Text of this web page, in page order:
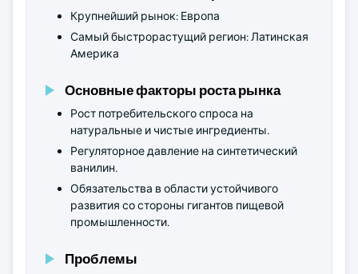
Крупнейший рынок: Европа
Самый быстрорастущий регион: Латинская
Америка
Основные факторы роста рынка
Рост потребительского спроса на
натуральные и чистые ингредиенты.
Регуляторное давление на синтетический
ванилин.
Обязательства в области устойчивого
развития со стороны гигантов пищевой
промышленности.
Проблемы